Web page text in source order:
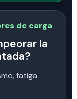
de carga
la
fatiga